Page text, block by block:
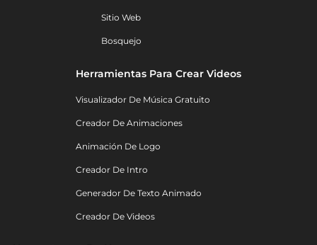
Sitio Web
Bosquejo
Herramientas Para Crear Videos
Visualizador De Música Gratuito
Creador De Animaciones
Animación De Logo
Creador De Intro
Generador De Texto Animado
Creador De Videos